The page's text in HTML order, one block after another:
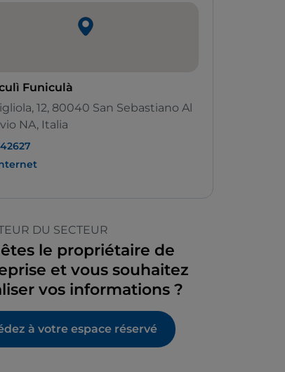
Funiculà
12, 80040 San Sebastiano Al
NA, Italia
DU SECTEUR
le propriétaire de
et vous souhaitez
vos informations ?
à votre espace réservé